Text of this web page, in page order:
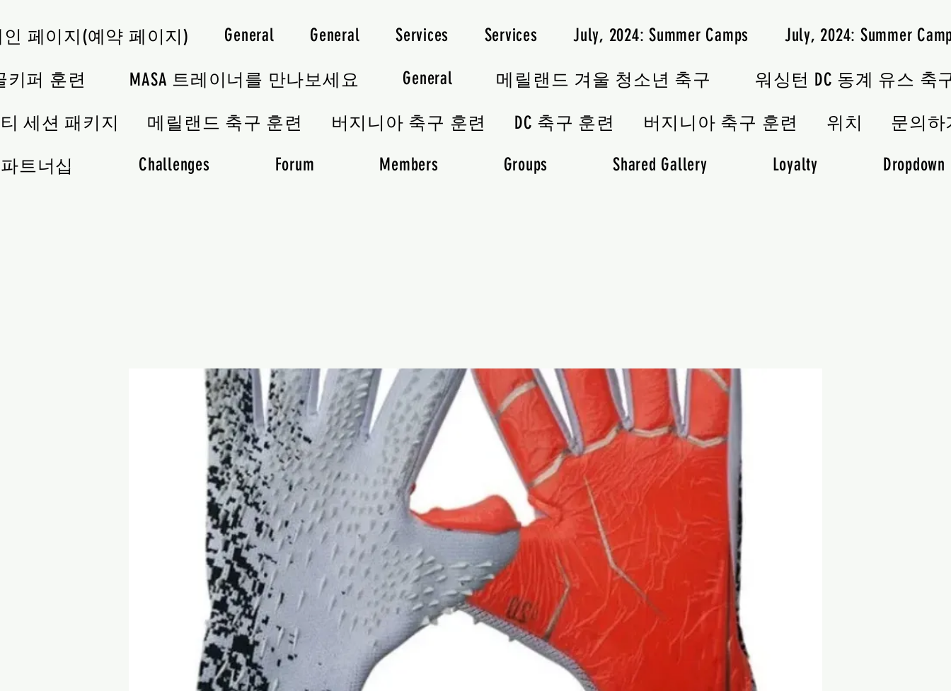
인 페이지(예약 페이지) General General Services Services July, 2024: Summer Camps July, 2024: Summer
키퍼 훈련 MASA 트레이너를 만나보세요 General 메릴랜드 겨울 청소년 축구 워싱턴 DC 동계 유스 축
세션 패키지 메릴랜드 축구 훈련 버지니아 축구 훈련 DC 축구 훈련 버지니아 축구 훈련 위치 문의하
파트너십 Challenges Forum Members Groups Shared Gallery Loyalty Dropdown